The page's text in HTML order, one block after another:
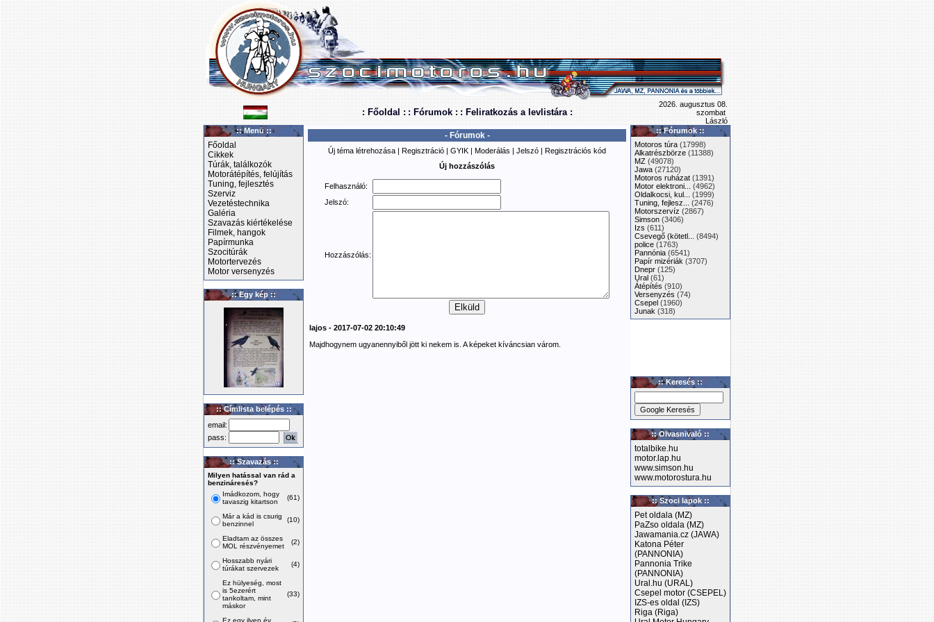
: Főoldal : : Fórumok : : Feliratkozás a levlistára :
2026. augusztus 08.
szombat
László
:: Menü ::
Főoldal
Cikkek
Túrák, találkozók
Motorátépítés, felújítás
Tuning, fejlesztés
Szerviz
Vezetéstechnika
Galéria
Szavazás kiértékelése
Filmek, hangok
Papírmunka
Szocitúrák
Motortervezés
Motor versenyzés
:: Egy kép ::
:: Címlista belépés ::
email:
pass:
:: Szavazás ::
Milyen hatással van rád a
benzináresés?
Imádkozom, hogy
tavaszig kitartson
(61)
Már a kád is csurig
benzinnel
(10)
Eladtam az összes
MOL részvényemet
(2)
Hosszabb nyári
túrákat szervezek
(4)
Ez hülyeség, most
is 5ezerért
tankoltam, mint
máskor
(33)
Ez egy ilyen év,
- Fórumok -
Új téma létrehozása | Regisztráció | GYIK | Moderálás | Jelszó | Regisztrációs kód
Új hozzászólás
Felhasználó:
Jelszó:
Hozzászólás:
lajos - 2017-07-02 20:10:49
Majdhogynem ugyanennyiből jött ki nekem is. A képeket kíváncsian várom.
:: Fórumok ::
Motoros túra (17998)
Alkatrészbörze (11388)
MZ (49078)
Jawa (27120)
Motoros ruházat (1391)
Motor elektroni...
(4962)
Oldalkocsi, kul...
(1999)
Tuning, fejlesz...
(2476)
Motorszervíz (2867)
Simson (3406)
Izs (611)
Csevegő (kötetl...
(8494)
police (1763)
Pannónia (6541)
Papír mizériák (3707)
Dnepr (125)
Ural (61)
Átépítés (910)
Versenyzés (74)
Csepel (1960)
Junak (318)
:: Keresés ::
:: Olvasnivaló ::
totalbike.hu
motor.lap.hu
www.simson.hu
www.motorostura.hu
:: Szoci lapok ::
Pet oldala (MZ)
PaZso oldala (MZ)
Jawamania.cz (JAWA)
Katona Péter
(PANNONIA)
Pannonia Trike
(PANNONIA)
Ural.hu (URAL)
Csepel motor (CSEPEL)
IZS-es oldal (IZS)
Riga (Riga)